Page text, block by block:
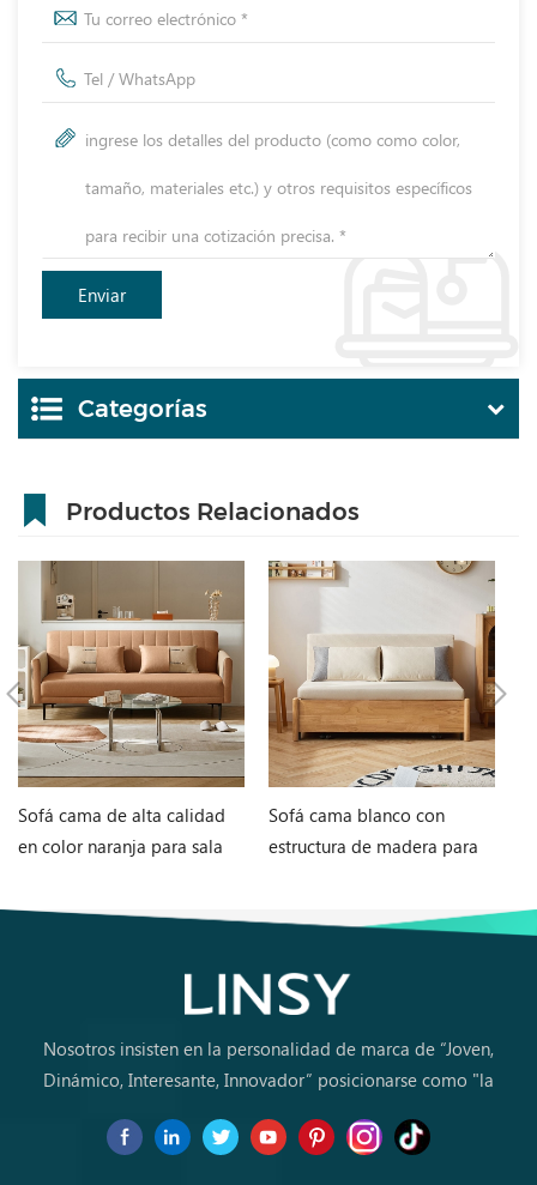
Categorías
Productos Relacionados
Sofá cama de alta calidad
en color naranja para sala
Sofá cama blanco con
estructura de madera para
Nosotros insisten en la personalidad de marca de “Joven,
Dinámico, Interesante, Innovador” posicionarse como "la
por primera vez.